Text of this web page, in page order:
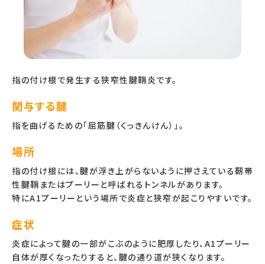
指の付け根で発生する狭窄性腱鞘炎です。
関与する腱
指を曲げるための「屈筋腱（くっきんけん）」。
場所
指の付け根には、腱が浮き上がらないように押さえている靭帯
性腱鞘またはプーリーと呼ばれるトンネルがあります。
特にA1プーリーという場所で炎症と狭窄が起こりやすいです。
症状
炎症によって腱の一部がこぶのように肥厚したり、A1プーリー
自体が厚くなったりすると、腱の通り道が狭くなります。